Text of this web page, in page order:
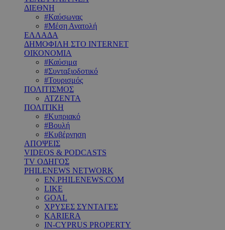
ΔΙΕΘΝΗ
#Καύσωνας
#Μέση Ανατολή
ΕΛΛΑΔΑ
ΔΗΜΟΦΙΛΗ ΣΤΟ INTERNET
ΟΙΚΟΝΟΜΙΑ
#Καύσιμα
#Συνταξιοδοτικό
#Τουρισμός
ΠΟΛΙΤΙΣΜΟΣ
ΑΤΖΕΝΤΑ
ΠΟΛΙΤΙΚΗ
#Κυπριακό
#Βουλή
#Κυβέρνηση
ΑΠΟΨΕΙΣ
VIDEOS & PODCASTS
TV ΟΔΗΓΟΣ
PHILENEWS NETWORK
EN.PHILENEWS.COM
LIKE
GOAL
ΧΡΥΣΕΣ ΣΥΝΤΑΓΕΣ
KARIERA
IN-CYPRUS PROPERTY